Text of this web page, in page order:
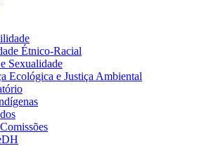
Étnico-Racial
Sexualidade
Ecológica e Justiça Ambiental